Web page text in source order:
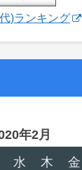
)ランキング
年2月
水 木 金